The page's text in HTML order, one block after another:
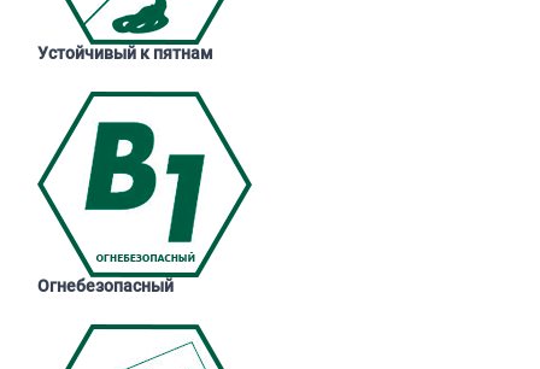
Устойчивый к пятнам
Огнебезопасный